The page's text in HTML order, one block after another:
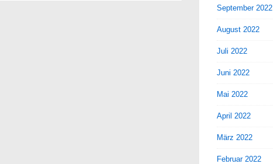
September 2022
August 2022
Juli 2022
Juni 2022
Mai 2022
April 2022
März 2022
Februar 2022